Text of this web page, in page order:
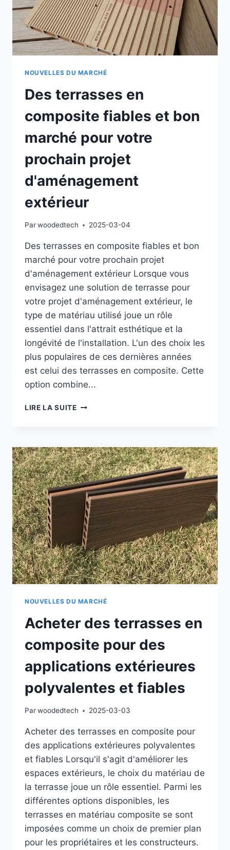
L'UTILISATION
EN
EXTÉRIEUR
NOUVELLES DU MARCHÉ
Des terrasses en
composite fiables et bon
marché pour votre
prochain projet
d'aménagement
extérieur
Parwoodedtech 2025-03-04
Des terrasses en composite fiables et bon
marché pour votre prochain projet
d'aménagement extérieur Lorsque vous
envisagez une solution de terrasse pour
votre projet d'aménagement extérieur, le
type de matériau utilisé joue un rôle
essentiel dans l'attrait esthétique et la
longévité de l'installation. L'un des choix les
plus populaires de ces dernières années
est celui des terrasses en composite. Cette
option combine...
LIRE LA SUITEDES
FIABLES
ET
BON
MARCHÉ
POUR
VOTRE
PROCHAIN
PROJET
D'AMÉNAGEMENT
EXTÉRIEUR
NOUVELLES DU MARCHÉ
Acheter des terrasses en
composite pour des
applications extérieures
polyvalentes et fiables
Parwoodedtech 2025-03-03
Acheter des terrasses en composite pour
des applications extérieures polyvalentes
et fiables Lorsqu'il s'agit d'améliorer les
espaces extérieurs, le choix du matériau de
la terrasse joue un rôle essentiel. Parmi les
différentes options disponibles, les
terrasses en matériau composite se sont
imposées comme un choix de premier plan
pour les propriétaires et les constructeurs.